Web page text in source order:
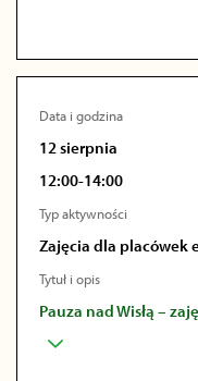
Data i godzina
12 sierpnia
12:00-14:00
Typ aktywności
Zajęcia dla placówek
Tytuł i opis
Pauza nad Wisłą –